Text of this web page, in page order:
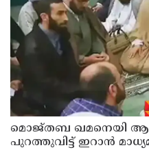
മൊജ്തബ ഖമനെയി
പുറത്തുവിട്ട് ഇറാന്‍